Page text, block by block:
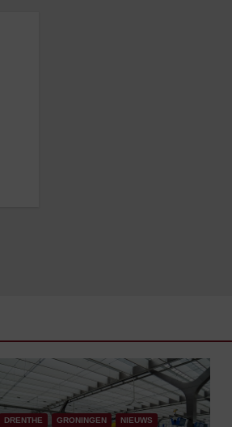
DRENTHE GRONINGEN NIEUWS